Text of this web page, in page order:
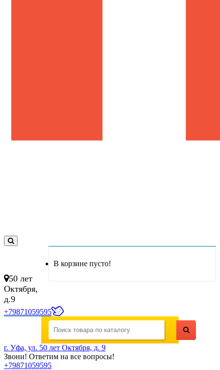
В корзине пусто!
50 лет
Октября,
д.9
+79871059595
г. Уфа, ул. 50 лет Октября, д. 9
Звони! Ответим на все вопросы!
+79871059595